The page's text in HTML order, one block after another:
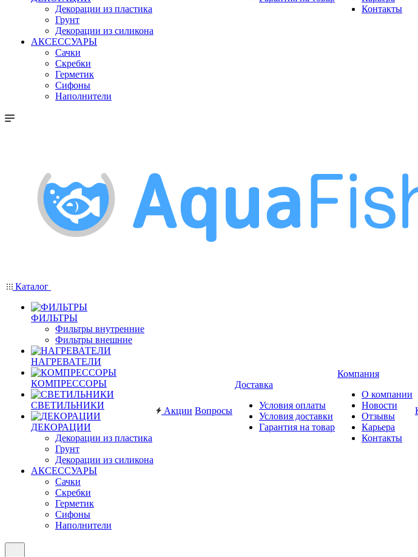
Декорации из пластика
Грунт
Декорации из силикона
АКСЕССУАРЫ
Сачки
Скребки
Герметик
Сифоны
Наполнители
Контакты
Каталог
ФИЛЬТРЫ
Фильтры внутренние
Фильтры внешние
НАГРЕВАТЕЛИ
КОМПРЕССОРЫ
СВЕТИЛЬНИКИ
ДЕКОРАЦИИ
Декорации из пластика
Грунт
Декорации из силикона
АКСЕССУАРЫ
Сачки
Скребки
Герметик
Сифоны
Наполнители
Акции Вопросы
Доставка
Условия оплаты
Условия доставки
Гарантия на товар
Компания
О компании
Новости
Отзывы
Карьера
Контакты